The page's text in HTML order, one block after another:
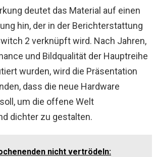
deutet das Material auf einen
hin, der in der Berichterstattung
2 verknüpft wird. Nach Jahren,
und Bildqualität der Hauptreihe
wurden, wird die Präsentation
dass die neue Hardware
um die offene Welt
dichter zu gestalten.
nicht vertrödeln: